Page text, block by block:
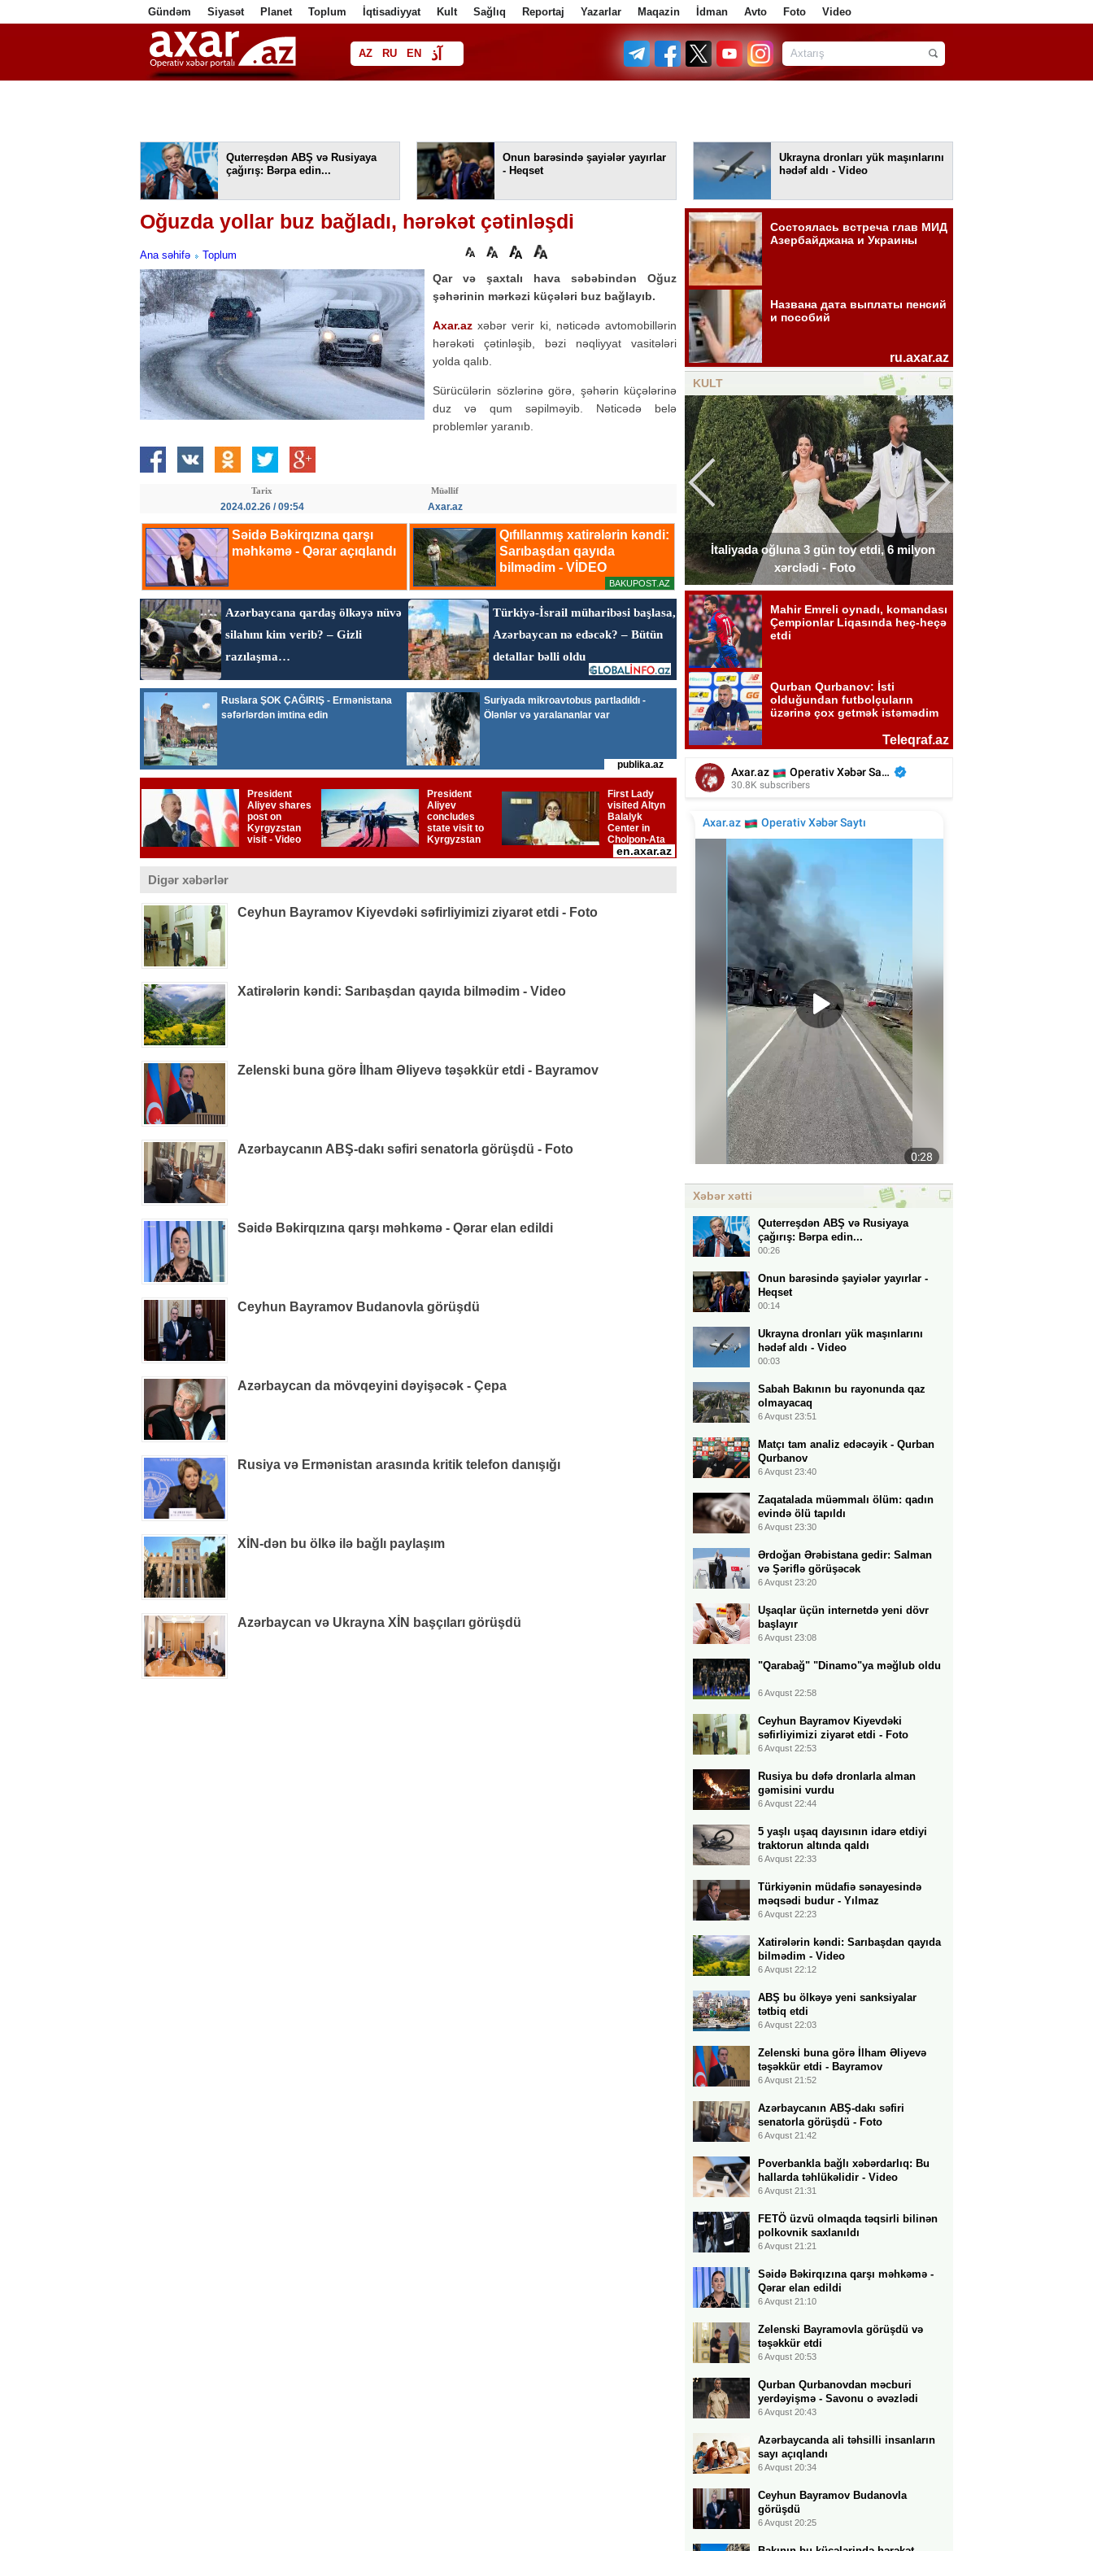
Gündəm Siyasət Planet Toplum İqtisadiyyat Kult Sağlıq Reportaj Yazarlar Maqazin İdman Avto Foto Video
AZ RU EN آذ
فا
Quterreşdən ABŞ və Rusiyaya
çağırış: Bərpa edin...
Onun barəsində şayiələr yayırlar
- Heqset
Ukrayna dronları yük maşınlarını
hədəf aldı - Video
Oğuzda yollar buz bağladı, hərəkət çətinləşdi
Ana səhifə Toplum
Qar və şaxtalı hava səbəbindən Oğuz
şəhərinin mərkəzi küçələri buz bağlayıb.
Axar.az xəbər verir ki, nəticədə avtomobillərin
hərəkəti çətinləşib, bəzi nəqliyyat vasitələri
yolda qalıb.
Sürücülərin sözlərinə görə, şəhərin küçələrinə
duz və qum səpilməyib. Nəticədə belə
problemlər yaranıb.
Tarix
2024.02.26 / 09:54
Müəllif
Axar.az
Digər xəbərlər
Ceyhun Bayramov Kiyevdəki səfirliyimizi ziyarət etdi - Foto
Xatirələrin kəndi: Sarıbaşdan qayıda bilmədim - Video
Zelenski buna görə İlham Əliyevə təşəkkür etdi - Bayramov
Azərbaycanın ABŞ-dakı səfiri senatorla görüşdü - Foto
Səidə Bəkirqızına qarşı məhkəmə - Qərar elan edildi
Ceyhun Bayramov Budanovla görüşdü
Azərbaycan da mövqeyini dəyişəcək - Çepa
Rusiya və Ermənistan arasında kritik telefon danışığı
XİN-dən bu ölkə ilə bağlı paylaşım
Azərbaycan və Ukrayna XİN başçıları görüşdü
KULT
Elçinin Fəxri xiyabandakı qəbirüstü abidəsi -
Foto
İtaliyada oğluna 3 gün toy etdi, 6 milyon
xərclədi - Foto
Elçinin Fəxri xiyabandakı qəbirüstü abidəsi -
İtaliyada oğluna 3 gün toy etdi, 6 milyon
Xəbər xətti
Quterreşdən ABŞ və Rusiyaya
çağırış: Bərpa edin...
00:26
Onun barəsində şayiələr yayırlar -
Heqset
00:14
Ukrayna dronları yük maşınlarını
hədəf aldı - Video
00:03
Sabah Bakının bu rayonunda qaz
olmayacaq
6 Avqust 23:51
Matçı tam analiz edəcəyik - Qurban
Qurbanov
6 Avqust 23:40
Zaqatalada müəmmalı ölüm: qadın
evində ölü tapıldı
6 Avqust 23:30
Ərdoğan Ərəbistana gedir: Salman
və Şəriflə görüşəcək
6 Avqust 23:20
Uşaqlar üçün internetdə yeni dövr
başlayır
6 Avqust 23:08
"Qarabağ" "Dinamo"ya məğlub oldu
6 Avqust 22:58
Ceyhun Bayramov Kiyevdəki
səfirliyimizi ziyarət etdi - Foto
6 Avqust 22:53
Rusiya bu dəfə dronlarla alman
gəmisini vurdu
6 Avqust 22:44
5 yaşlı uşaq dayısının idarə etdiyi
traktorun altında qaldı
6 Avqust 22:33
Türkiyənin müdafiə sənayesində
məqsədi budur - Yılmaz
6 Avqust 22:23
Xatirələrin kəndi: Sarıbaşdan qayıda
bilmədim - Video
6 Avqust 22:12
ABŞ bu ölkəyə yeni sanksiyalar
tətbiq etdi
6 Avqust 22:03
Zelenski buna görə İlham Əliyevə
təşəkkür etdi - Bayramov
6 Avqust 21:52
Azərbaycanın ABŞ-dakı səfiri
senatorla görüşdü - Foto
6 Avqust 21:42
Poverbankla bağlı xəbərdarlıq: Bu
hallarda təhlükəlidir - Video
6 Avqust 21:31
FETÖ üzvü olmaqda təqsirli bilinən
polkovnik saxlanıldı
6 Avqust 21:21
Səidə Bəkirqızına qarşı məhkəmə -
Qərar elan edildi
6 Avqust 21:10
Zelenski Bayramovla görüşdü və
təşəkkür etdi
6 Avqust 20:53
Qurban Qurbanovdan məcburi
yerdəyişmə - Savonu o əvəzlədi
6 Avqust 20:43
Azərbaycanda ali təhsilli insanların
sayı açıqlandı
6 Avqust 20:34
Ceyhun Bayramov Budanovla
görüşdü
6 Avqust 20:25